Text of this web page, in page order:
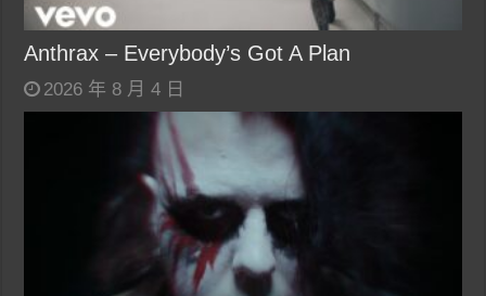
Anthrax – Everybody’s Got A Plan
2026 年 8 月 4 日